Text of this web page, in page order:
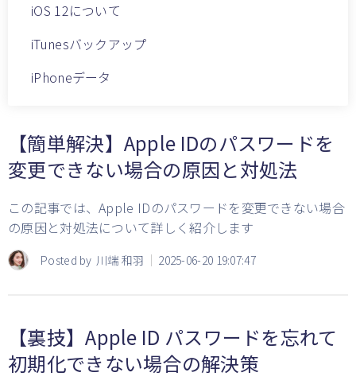
iOS 12について
iTunesバックアップ
iPhoneデータ
【簡単解決】Apple IDのパスワードを
変更できない場合の原因と対処法
この記事では、Apple IDのパスワードを変更できない場合
の原因と対処法について詳しく紹介します
Posted by 川端 和羽 2025-06-20 19:07:47
【裏技】Apple ID パスワードを忘れて
初期化できない場合の解決策